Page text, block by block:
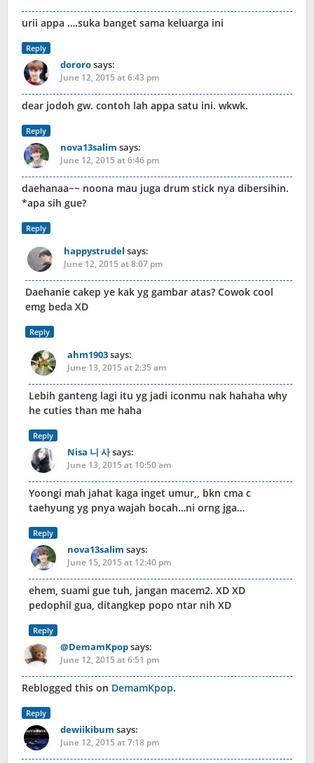
urii appa ….suka banget sama keluarga ini
Reply
dororosays:
June 12, 2015 at 6:43 pm
dear jodoh gw. contoh lah appa satu ini. wkwk.
Reply
nova13salim says:
June 12, 2015 at 6:46 pm
daehanaa~~ noona mau juga drum stick nya dibersihin.
*apa sih gue?
Reply
happystrudel says:
June 12, 2015 at 8:07 pm
Daehanie cakep ye kak yg gambar atas? Cowok cool
emg beda XD
Reply
ahm1903says:
June 13, 2015 at 2:35 am
Lebih ganteng lagi itu yg jadi iconmu nak hahaha why
he cuties than me haha
Reply
Nisa 니 사says:
June 13, 2015 at 10:50 am
Yoongi mah jahat kaga inget umur,, bkn cma c
taehyung yg pnya wajah bocah…ni orng jga…
Reply
nova13salim says:
June 15, 2015 at 12:40 pm
ehem, suami gue tuh, jangan macem2. XD XD
pedophil gua, ditangkep popo ntar nih XD
Reply
@DemamKpopsays:
June 12, 2015 at 6:51 pm
Reblogged this on DemamKpop.
Reply
dewiikibum says:
June 12, 2015 at 7:18 pm